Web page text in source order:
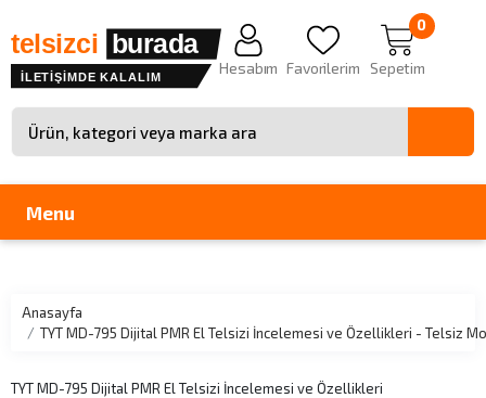
telsizci burada
İLETİŞİMDE KALALIM
Site içinde arama
Hesabım Favorilerim
0
Sepetim
Menu
Anasayfa
TYT MD-795 Dijital PMR El Telsizi İncelemesi ve Özellikleri - Telsiz
TYT MD-795 Dijital PMR El Telsizi İncelemesi ve Özellikleri